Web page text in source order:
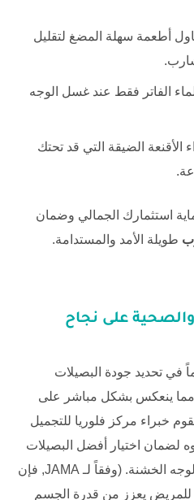
أطعمة سهلة المضغ لتقليل
الفاتر فقط عند غسل الوجه
الأقنعة الضيقة التي قد تحتك
استثمارك الجمالي وضمان
طويلة الأمد والمستدامة.
والصحية على نجاح
في تحديد جودة البصيلات
مما ينعكس بشكل مباشر على
خبراء مركز فلوريا للتجميل
لضمان اختيار أفضل البصيلات
الخشنة. (وفقاً لـ JAMA, فإن
للمريض يعزز من قدرة الجسم